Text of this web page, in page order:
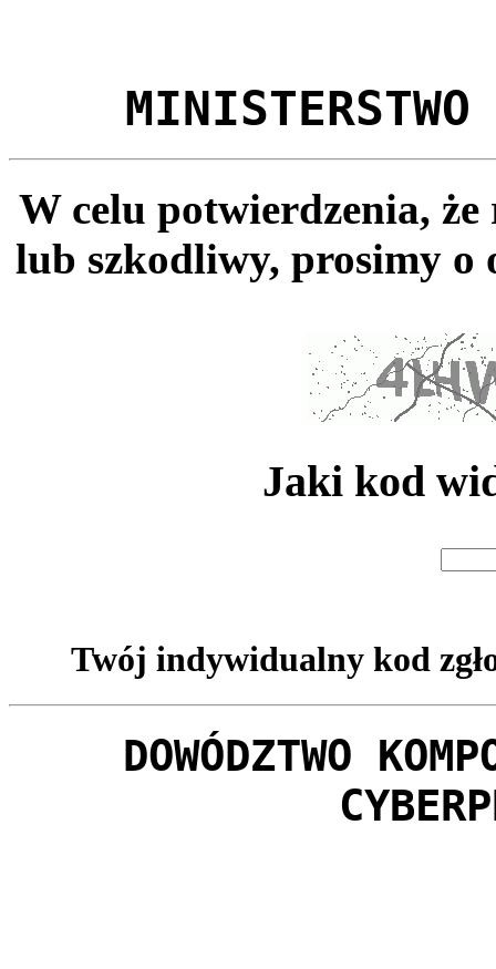
MINISTERSTWO
W celu potwierdzenia,
lub szkodliwy, prosimy o
Jaki kod
Twój indywidualny kod
DOWÓDZTWO